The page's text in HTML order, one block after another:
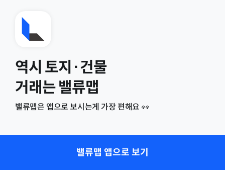
역시 토지·건물
거래는 밸류맵
밸류맵은 앱으로 보시는게 가장 편해요 👀
밸류맵 앱으로 보기